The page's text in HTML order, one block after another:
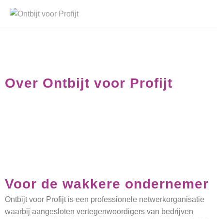
Over Ontbijt voor Profijt
Voor de wakkere ondernemer
Ontbijt voor Profijt is een professionele netwerkorganisatie
waarbij aangesloten vertegenwoordigers van bedrijven